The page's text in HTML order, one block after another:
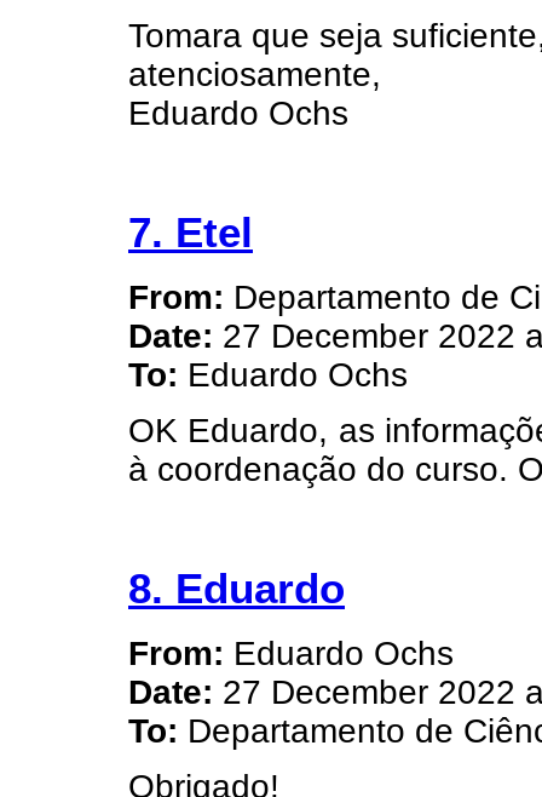
Tomara que seja
atenciosamente,
Eduardo Ochs
7. Etel
From: Departamento de
Date: 27 December 2022
To: Eduardo Ochs
OK Eduardo, as
à coordenação do curso.
8. Eduardo
From: Eduardo Ochs
Date: 27 December 2022
To: Departamento de
Obrigado!